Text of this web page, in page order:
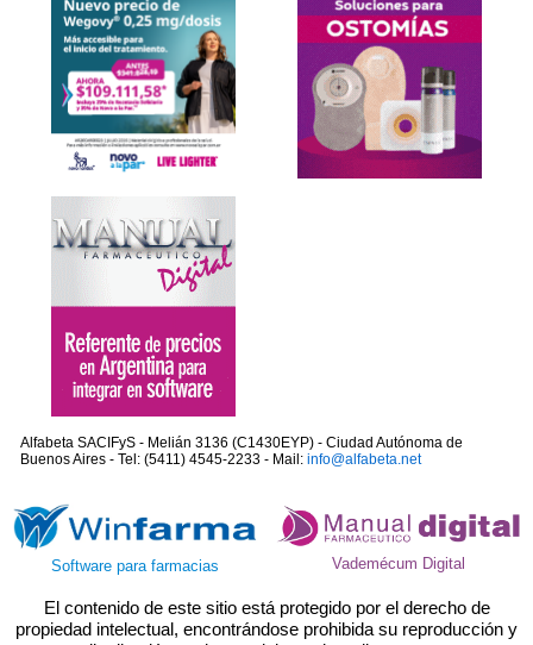
Alfabeta SACIFyS - Melián 3136 (C1430EYP) - Ciudad Autónoma de
Buenos Aires - Tel: (5411) 4545-2233 - Mail: info@alfabeta.net
Software para farmacias Vademécum Digital
El contenido de este sitio está protegido por el derecho de
propiedad intelectual, encontrándose prohibida su reproducción y